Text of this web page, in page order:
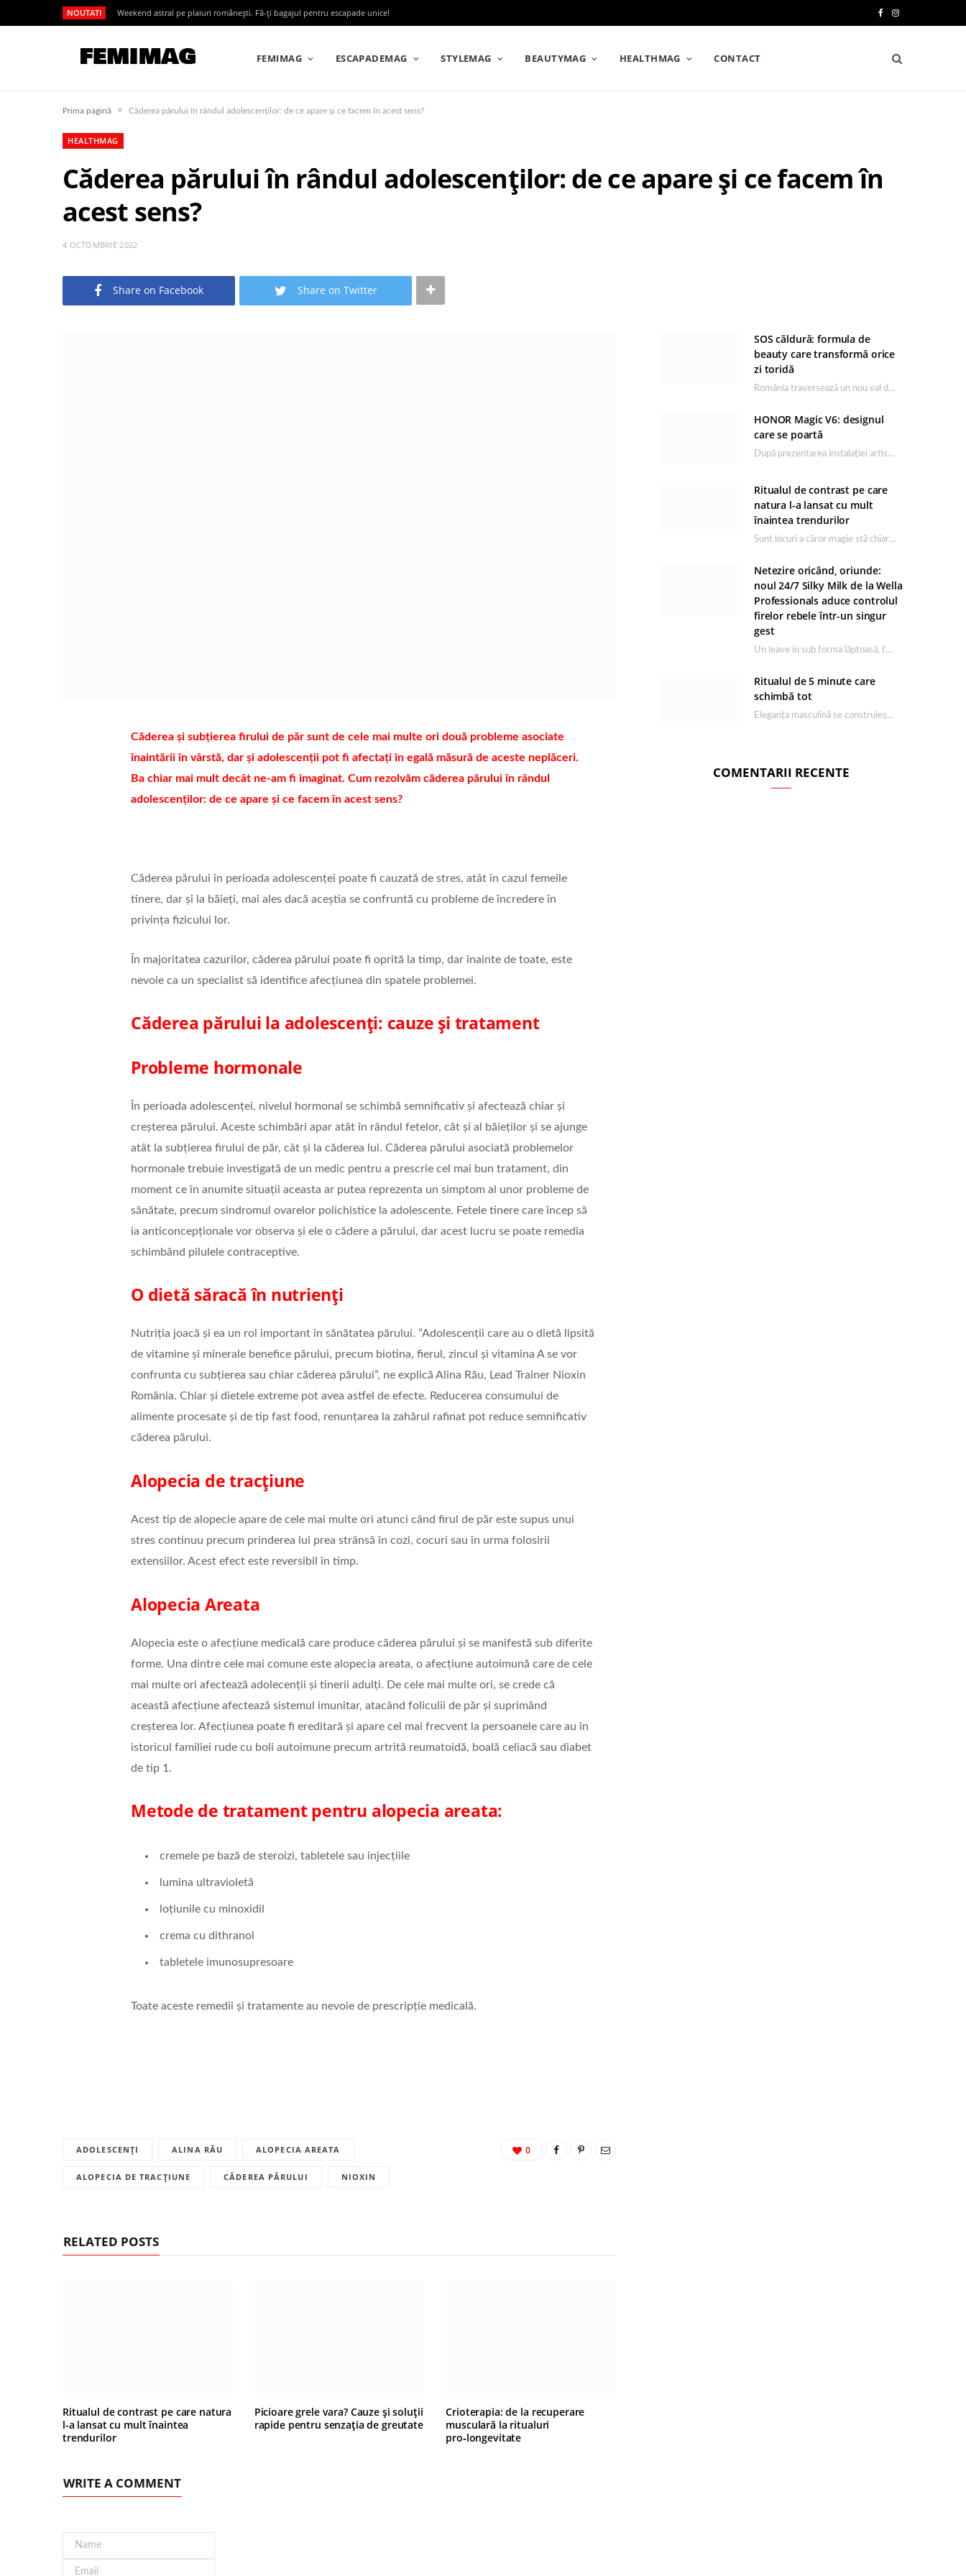
NOUTATI Weekend astral pe plaiuri românești. Fă-ți bagajul pentru escapade unice!
e
I
s
t
FEMIMAG ESCAPADEMAG STYLEMAG BEAUTYMAG HEALTHMAG CONTACT
Prima pagină » Căderea părului în rândul adolescenților: de ce apare și ce facem în acest sens?
HEALTHMAG
Căderea părului în rândul adolescenților: de ce apare și ce facem în
acest sens?
4 OCTOMBRIE 2022
Share on Facebook Share on Twitter
Căderea și subțierea firului de păr sunt de cele mai multe ori două probleme asociate
înaintării în vârstă, dar și adolescenții pot fi afectați în egală măsură de aceste neplăceri.
Ba chiar mai mult decât ne-am fi imaginat. Cum rezolvăm căderea părului în rândul
adolescenților: de ce apare și ce facem în acest sens?
Căderea părului în perioada adolescenței poate fi cauzată de stres, atât în cazul femeile
tinere, dar și la băieți, mai ales dacă aceștia se confruntă cu probleme de încredere în
privința fizicului lor.
În majoritatea cazurilor, căderea părului poate fi oprită la timp, dar înainte de toate, este
nevoie ca un specialist să identifice afecțiunea din spatele problemei.
Căderea părului la adolescenți: cauze și tratament
Probleme hormonale
În perioada adolescenței, nivelul hormonal se schimbă semnificativ și afectează chiar și
creșterea părului. Aceste schimbări apar atât în rândul fetelor, cât și al băieților și se ajunge
atât la subțierea firului de păr, cât și la căderea lui. Căderea părului asociată problemelor
hormonale trebuie investigată de un medic pentru a prescrie cel mai bun tratament, din
moment ce în anumite situații aceasta ar putea reprezenta un simptom al unor probleme de
sănătate, precum sindromul ovarelor polichistice la adolescente. Fetele tinere care încep să
ia anticoncepționale vor observa și ele o cădere a părului, dar acest lucru se poate remedia
schimbând pilulele contraceptive.
O dietă săracă în nutrienți
Nutriția joacă și ea un rol important în sănătatea părului. ”Adolescenții care au o dietă lipsită
de vitamine și minerale benefice părului, precum biotina, fierul, zincul și vitamina A se vor
confrunta cu subțierea sau chiar căderea părului”, ne explică Alina Rău, Lead Trainer Nioxin
România. Chiar și dietele extreme pot avea astfel de efecte. Reducerea consumului de
alimente procesate și de tip fast food, renunțarea la zahărul rafinat pot reduce semnificativ
căderea părului.
Alopecia de tracțiune
Acest tip de alopecie apare de cele mai multe ori atunci când firul de păr este supus unui
stres continuu precum prinderea lui prea strânsă în cozi, cocuri sau în urma folosirii
extensiilor. Acest efect este reversibil în timp.
Alopecia Areata
Alopecia este o afecțiune medicală care produce căderea părului și se manifestă sub diferite
forme. Una dintre cele mai comune este alopecia areata, o afecțiune autoimună care de cele
mai multe ori afectează adolecenții și tinerii adulți. De cele mai multe ori, se crede că
această afecțiune afectează sistemul imunitar, atacând foliculii de păr și suprimând
creșterea lor. Afecțiunea poate fi ereditară și apare cel mai frecvent la persoanele care au în
istoricul familiei rude cu boli autoimune precum artrită reumatoidă, boală celiacă sau diabet
de tip 1.
Metode de tratament pentru alopecia areata:
cremele pe bază de steroizi, tabletele sau injecțiile
lumina ultravioletă
loțiunile cu minoxidil
crema cu dithranol
tabletele imunosupresoare
Toate aceste remedii și tratamente au nevoie de prescripție medicală.
ADOLESCENȚI ALINA RĂU ALOPECIA AREATA
ALOPECIA DE TRACȚIUNE CĂDEREA PĂRULUI NIOXIN
0
RELATED POSTS
Ritualul de contrast pe care natura
l-a lansat cu mult înaintea
trendurilor
Picioare grele vara? Cauze și soluții
rapide pentru senzația de greutate
Crioterapia: de la recuperare
musculară la ritualuri
pro‑longevitate
WRITE A COMMENT
SOS căldură: formula de
beauty care transformă orice
zi toridă
România traversează un nou val de căldură, iar rutina de îngrijire capătă un rol esențial…
HONOR Magic V6: designul
care se poartă
După prezentarea instalației artistice semnată de Catrinel Săbăciag în cadrul evenimentului de lansare HONOR Magic…
Ritualul de contrast pe care
natura l-a lansat cu mult
înaintea trendurilor
Sunt locuri a căror magie stă chiar în firea lor naturală, iar Lacul Ursu din…
Netezire oricând, oriunde:
noul 24/7 Silky Milk de la Wella
Professionals aduce controlul
firelor rebele într-un singur
gest
Un leave in sub forma lăptoasă, fără clătire care completează rutina Ultimate Smooth și transformă…
Ritualul de 5 minute care
schimbă tot
Eleganța masculină se construiește dimineața, în câteva minute și cu produsele potrivite. O rutină de…
COMENTARII RECENTE